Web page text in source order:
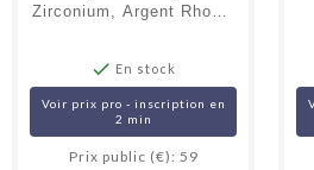
Zirconium, Argent Rhodié
 En stock
Voir prix pro - inscription en
2 min
Prix public (€): 59